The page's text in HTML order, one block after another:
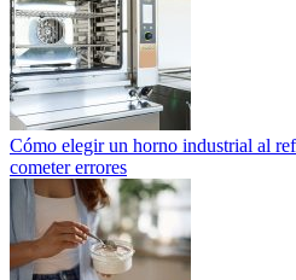
Cómo elegir un horno industrial al
cometer errores